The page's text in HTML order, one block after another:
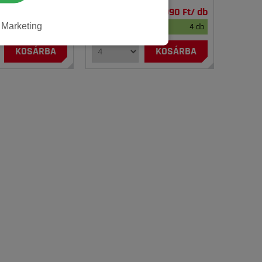
KOSÁRBA
34 990 Ft/ db
4 db
KOSÁRBA
Marketing